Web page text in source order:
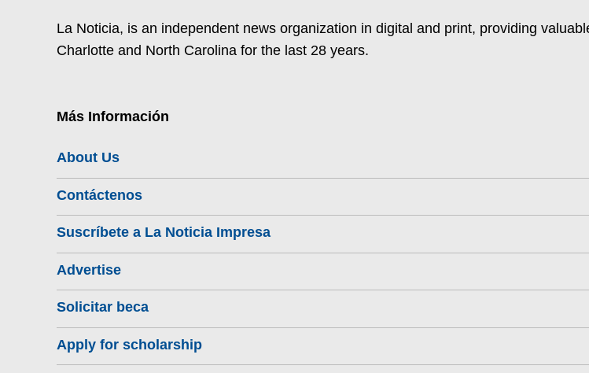
La Noticia, is an independent news organization in digital and print, providing
Charlotte and North Carolina for the last 28 years.
Más Información
About Us
Contáctenos
Suscríbete a La Noticia Impresa
Advertise
Solicitar beca
Apply for scholarship